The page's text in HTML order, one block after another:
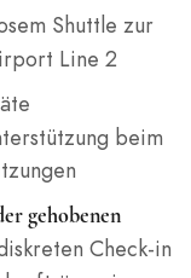
Shuttle zur
Line 2
beim
gehobenen
Check-in